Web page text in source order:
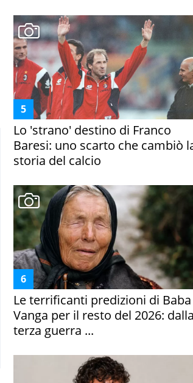
Lo 'strano' destino di Franco
Baresi: uno scarto che cambiò
storia del calcio
Le terrificanti predizioni di Baba
Vanga per il resto del 2026: dalla
terza guerra ...